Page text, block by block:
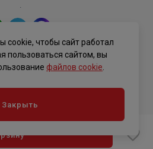
.
cookie, чтобы сайт работал
пользоваться сайтом, вы
файлов cookie
Закрыть